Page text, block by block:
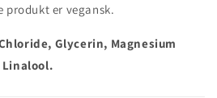
er vegansk.
Glycerin, Magnesium
Linalool.